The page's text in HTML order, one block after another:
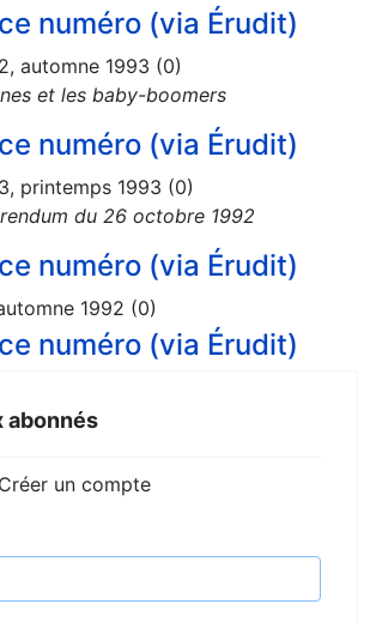
numéro (via Érudit)
automne 1993 (0)
et les baby-boomers
numéro (via Érudit)
printemps 1993 (0)
du 26 octobre 1992
numéro (via Érudit)
1992 (0)
numéro (via Érudit)
abonnés
un compte